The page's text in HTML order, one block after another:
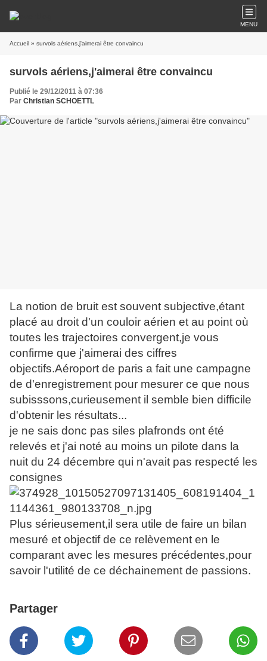
MENU
Accueil » survols aériens,j'aimerai être convaincu
survols aériens,j'aimerai être convaincu
Publié le 29/12/2011 à 07:36
Par Christian SCHOETTL
La notion de bruit est souvent subjective,étant
placé au droit d'un couloir aérien et au point où
toutes les trajectoires convergent,je vous
confirme que j'aimerai des ciffres
objectifs.Aéroport de paris a fait une campagne
de d'enregistrement pour mesurer ce que nous
subisssons,curieusement il semble bien difficile
d'obtenir les résultats...
je ne sais donc pas siles plafronds ont été
relevés et j'ai noté au moins un pilote dans la
nuit du 24 décembre qui n'avait pas respecté les
consignes
Plus sérieusement,il sera utile de faire un bilan
mesuré et objectif de ce relèvement en le
comparant avec les mesures précédentes,pour
savoir l'utilité de ce déchainement de passions.
Partager